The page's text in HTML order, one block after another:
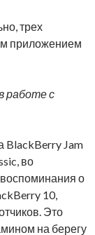
трех
приложением
работе с
BlackBerry Jam
во
о
10,
Это
на берегу